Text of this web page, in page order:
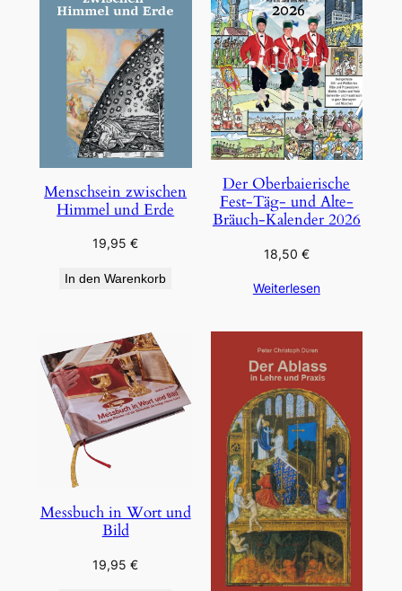
Menschsein zwischen
Himmel und Erde
19,95€
In den Warenkorb
Der Oberbaierische
Fest-Täg- und Alte-
Bräuch-Kalender 2026
18,50 €
Weiterlesen
Messbuch in Wort und
Bild
19,95€